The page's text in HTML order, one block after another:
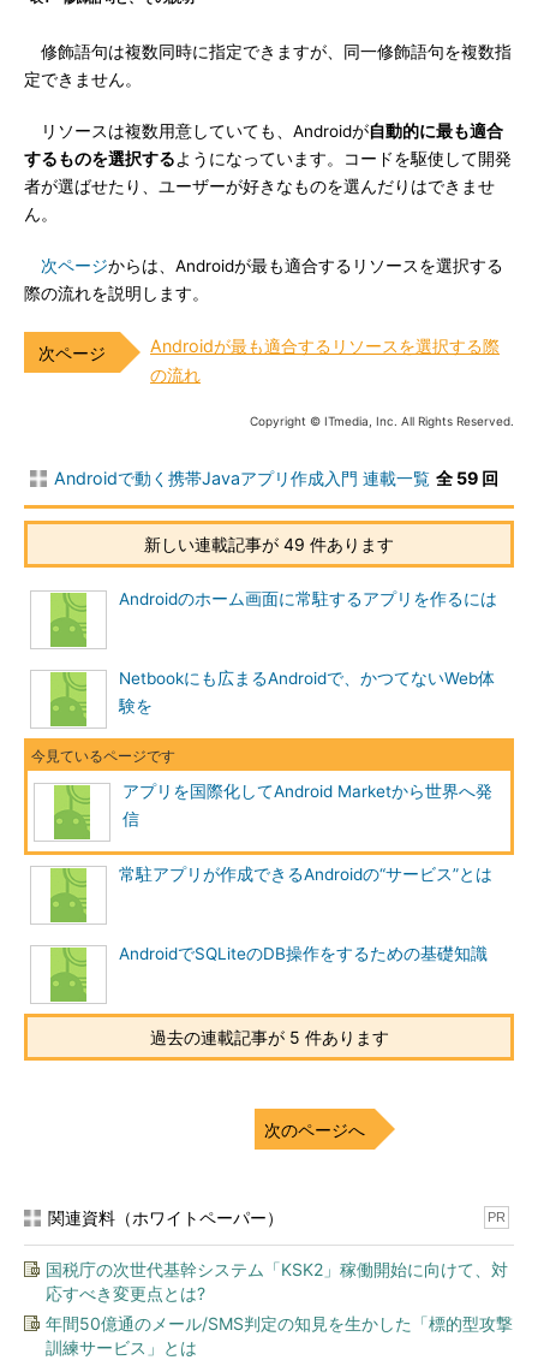
修飾語句は複数同時に指定できますが、同一修飾語句を複数指
定できません。
リソースは複数用意していても、Androidが自動的に最も適合
するものを選択するようになっています。コードを駆使して開発
者が選ばせたり、ユーザーが好きなものを選んだりはできませ
ん。
次ページからは、Androidが最も適合するリソースを選択する
際の流れを説明します。
Androidが最も適合するリソースを選択する際
の流れ
Copyright © ITmedia, Inc. All Rights Reserved.
Androidで動く携帯Javaアプリ作成入門 連載一覧 全 59 回
新しい連載記事が 49 件あります
Androidのホーム画面に常駐するアプリを作るには
Netbookにも広まるAndroidで、かつてないWeb体
験を
アプリを国際化してAndroid Marketから世界へ発
信
常駐アプリが作成できるAndroidの“サービス”とは
AndroidでSQLiteのDB操作をするための基礎知識
過去の連載記事が 5 件あります
次のページへ
関連資料（ホワイトペーパー） PR
国税庁の次世代基幹システム「KSK2」稼働開始に向けて、対
応すべき変更点とは?
年間50億通のメール/SMS判定の知見を生かした「標的型攻撃
訓練サービス」とは